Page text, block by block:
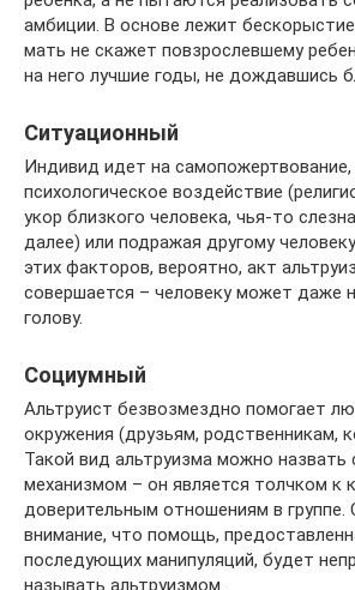
амбиции. В основе лежит
мать не скажет повзрослевшему
на него лучшие годы, не дождавшись
Ситуационный
Индивид идет на
психологическое воздействие
укор близкого человека, чья-то
далее) или подражая другому
этих факторов, вероятно, акт
совершается – человеку может даже
голову.
Социумный
Альтруист безвозмездно помогает
окружения (друзьям, родственникам,
Такой вид альтруизма можно назвать
механизмом – он является толчком к
доверительным отношениям в группе.
внимание, что помощь,
последующих манипуляций, будет
называть альтруизмом.